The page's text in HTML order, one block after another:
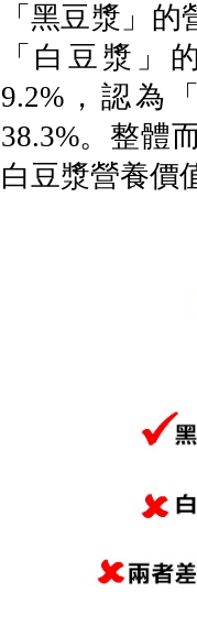
「黑豆漿」
「白豆漿」
9.2%，認為
38.3%。整體
白豆漿營養價